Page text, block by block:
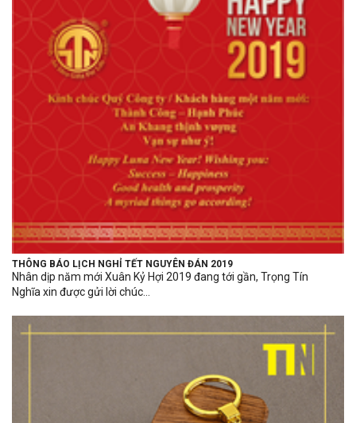
THÔNG BÁO LỊCH NGHỈ TẾT NGUYÊN ĐÁN 2019
Nhân dịp năm mới Xuân Kỷ Hợi 2019 đang tới gần, Trọng Tín
Nghĩa xin được gửi lời chúc...